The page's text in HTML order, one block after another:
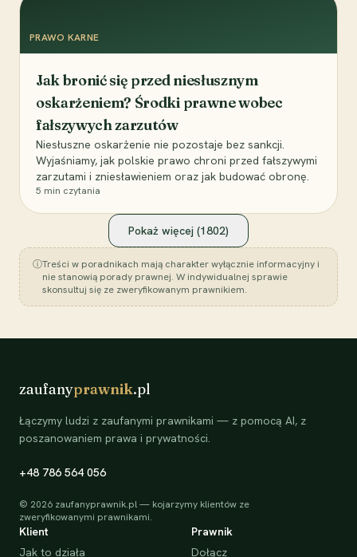
PRAWO KARNE
Jak bronić się przed niesłusznym
oskarżeniem? Środki prawne wobec
fałszywych zarzutów
Niesłuszne oskarżenie nie pozostaje bez sankcji.
Wyjaśniamy, jak polskie prawo chroni przed fałszywymi
zarzutami i zniesławieniem oraz jak budować obronę.
5 min czytania
Pokaż więcej (1802)
ⓘTreści w poradnikach mają charakter wyłącznie informacyjny i
nie stanowią porady prawnej. W indywidualnej sprawie
skonsultuj się ze zweryfikowanym prawnikiem.
zaufanyprawnik.pl
Łączymy ludzi z zaufanymi prawnikami — z pomocą AI, z
poszanowaniem prawa i prywatności.
+48 786 564 056
© 2026 zaufanyprawnik.pl — kojarzymy klientów ze
zweryfikowanymi prawnikami.
Klient
Jak to działa
Prawnik
Dołącz